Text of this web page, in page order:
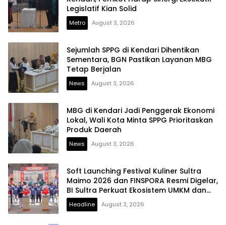
Legislatif Kian Solid
Metro August 3, 2026
Sejumlah SPPG di Kendari Dihentikan
Sementara, BGN Pastikan Layanan MBG
Tetap Berjalan
News August 3, 2026
MBG di Kendari Jadi Penggerak Ekonomi
Lokal, Wali Kota Minta SPPG Prioritaskan
Produk Daerah
News August 3, 2026
Soft Launching Festival Kuliner Sultra
Maimo 2026 dan FINSPORA Resmi Digelar,
BI Sultra Perkuat Ekosistem UMKM dan
Digitalisasi Ekonomi
Headline August 3, 2026